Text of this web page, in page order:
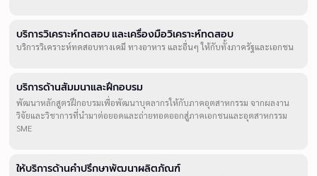
บริการวิเคราะห์ทดสอบ และเครื่องมือวิเคราะห์ทดสอบ
บริการวิเคราะห์ทดสอบทางเคมี ทางอาหาร และอื่นๆ ให้กับทั้งภาครัฐและเอกชน
บริการด้านสัมมนาและฝึกอบรม
พัฒนาหลักสูตรฝึกอบรมเพื่อพัฒนาบุคลากรให้กับภาคอุตสาหกรรม จากผลงาน
วิจัยและวิชาการที่นำมาต่อยอดและถ่ายทอดออกสู่ภาคเอกชนและอุตสาหกรรม
SME
ให้บริการด้านคำปรึกษาพัฒนาผลิตภัณฑ์